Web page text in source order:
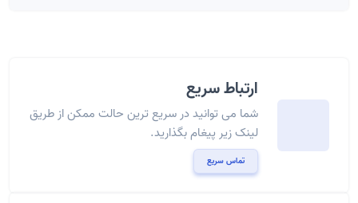
ارتباط سریع
شما می توانید در سریع ترین حالت ممکن از طریق
لینک زیر پیغام بگذارید.
تماس سریع